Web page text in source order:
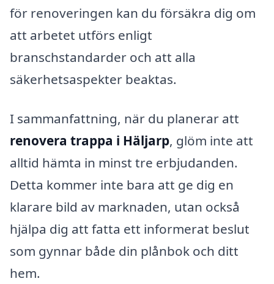
för renoveringen kan du försäkra dig om
att arbetet utförs enligt
branschstandarder och att alla
säkerhetsaspekter beaktas.
I sammanfattning, när du planerar att
renovera trappa i Häljarp, glöm inte att
alltid hämta in minst tre erbjudanden.
Detta kommer inte bara att ge dig en
klarare bild av marknaden, utan också
hjälpa dig att fatta ett informerat beslut
som gynnar både din plånbok och ditt
hem.